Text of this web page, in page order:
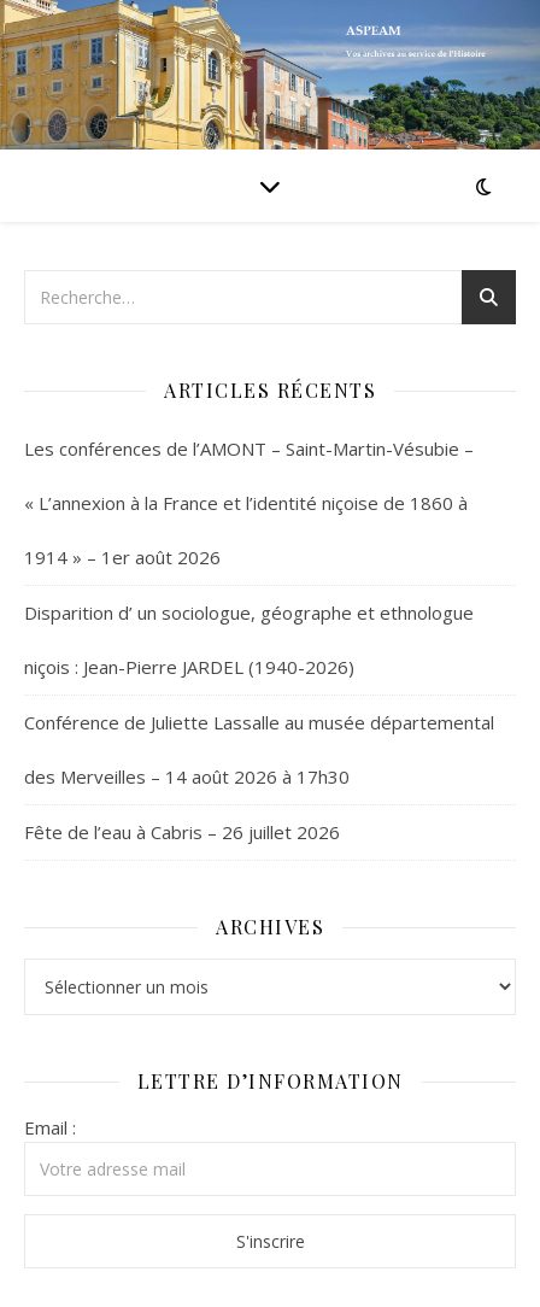
ARTICLES RÉCENTS
Les conférences de l’AMONT – Saint-Martin-Vésubie –
« L’annexion à la France et l’identité niçoise de 1860 à
1914 » – 1er août 2026
Disparition d’ un sociologue, géographe et ethnologue
niçois : Jean-Pierre JARDEL (1940-2026)
Conférence de Juliette Lassalle au musée départemental
des Merveilles – 14 août 2026 à 17h30
Fête de l’eau à Cabris – 26 juillet 2026
ARCHIVES
LETTRE D’INFORMATION
Email :